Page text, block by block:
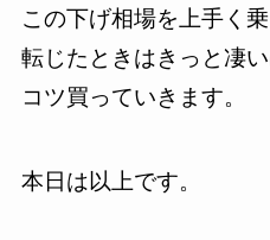
この下げ相場を上手く
転じたときはきっと凄
コツ買っていきます。
本日は以上です。